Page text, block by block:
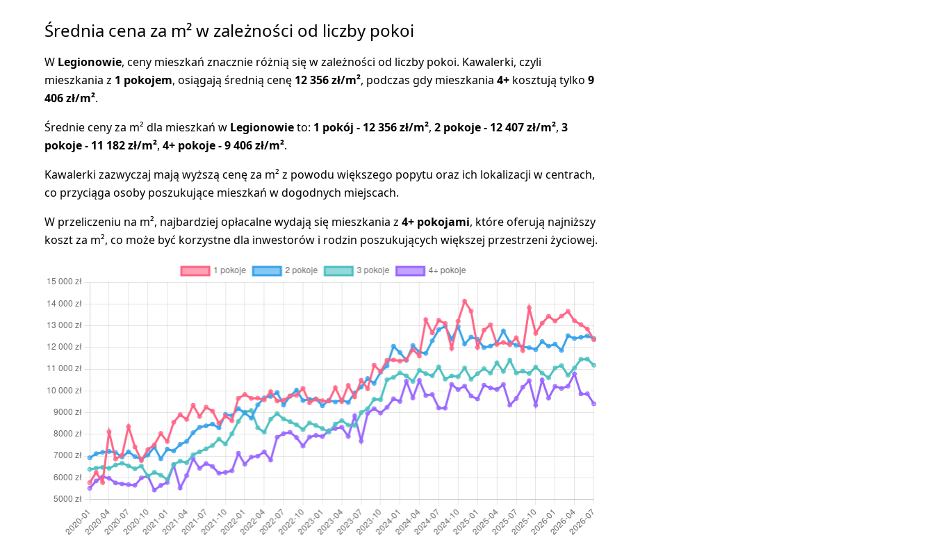
Średnia cena za m² w zależności od liczby pokoi
W Legionowie, ceny mieszkań znacznie różnią się w zależności od liczby pokoi. Kawalerki, czyli
mieszkania z 1 pokojem, osiągają średnią cenę 12 356 zł/m², podczas gdy mieszkania 4+ kosztują tylko 9
406 zł/m².
Średnie ceny za m² dla mieszkań w Legionowieto: 1 pokój - 12 356 zł/m², 2 pokoje - 12 407 zł/m², 3
pokoje - 11 182 zł/m², 4+ pokoje - 9 406 zł/m².
Kawalerki zazwyczaj mają wyższą cenę za m² z powodu większego popytu oraz ich lokalizacji w centrach,
co przyciąga osoby poszukujące mieszkań w dogodnych miejscach.
W przeliczeniu na m², najbardziej opłacalne wydają się mieszkania z 4+ pokojami, które oferują najniższy
koszt za m², co może być korzystne dla inwestorów i rodzin poszukujących większej przestrzeni życiowej.